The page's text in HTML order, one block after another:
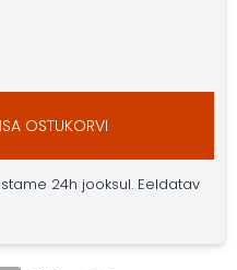
OSTUKORVI
24h jooksul. Eeldatav